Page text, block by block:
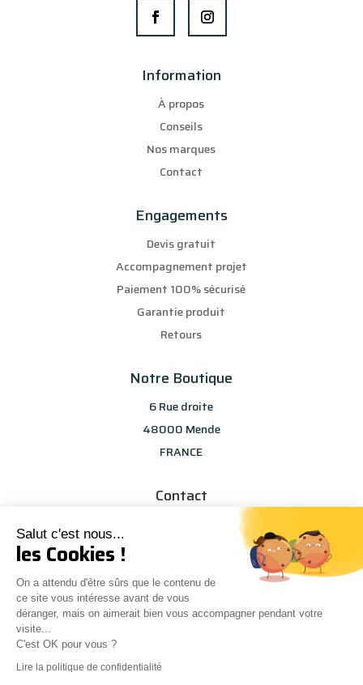
Salut c'est nous...
les Cookies !
On a attendu d'être sûrs que le contenu de
ce site vous intéresse avant de vous
déranger, mais on aimerait bien vous accompagner pendant votre
visite...
C'est OK pour vous ?
Lire la politique de confidentialité
Information
À propos
Conseils
Nos marques
Contact
Engagements
Devis gratuit
Accompagnement projet
Paiement 100% sécurisé
Garantie produit
Retours
Notre Boutique
6 Rue droite
48000 Mende
FRANCE
Contact
info@les-selections-sandp.fr
Conception